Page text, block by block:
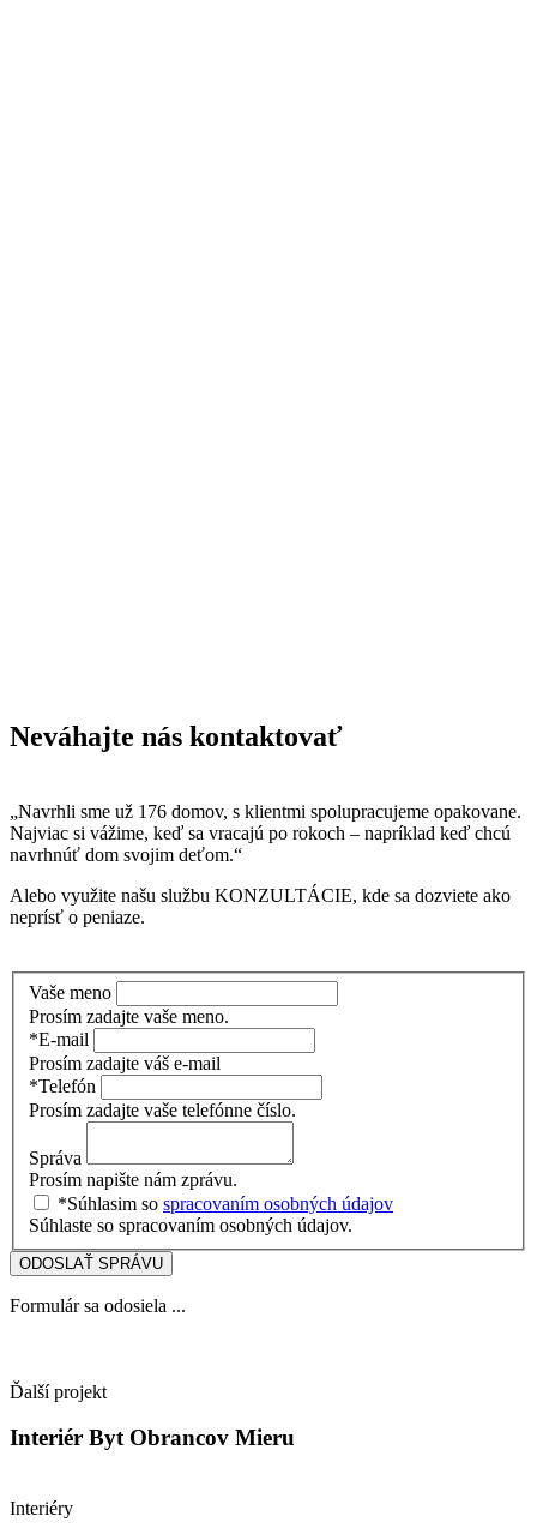
Neváhajte nás kontaktovať
„Navrhli sme už 176 domov, s klientmi spolupracujeme opakovane.
Najviac si vážime, keď sa vracajú po rokoch – napríklad keď chcú
navrhnúť dom svojim deťom.“
Alebo využite našu službu KONZULTÁCIE, kde sa dozviete ako
neprísť o peniaze.
Vaše meno
Prosím zadajte vaše meno.
*E-mail
Prosím zadajte váš e-mail
*Telefón
Prosím zadajte vaše telefónne číslo.
Správa
Prosím napište nám zprávu.
*Súhlasim so spracovaním osobných údajov
Súhlaste so spracovaním osobných údajov.
ODOSLAŤ SPRÁVU
Formulár sa odosiela ...
Ďalší projekt
Interiér Byt Obrancov Mieru
Interiéry